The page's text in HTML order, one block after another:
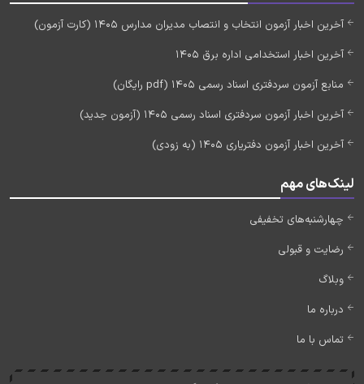
آخرین اخبار آزمون انتخاب و انتصاب مدیران مدارس 1405 (کارت آزمون)
آخرین اخبار استخدامی اداره برق 1405
منابع آزمون سردفتری اسناد رسمی 1405 (pdf رایگان)
آخرین اخبار آزمون سردفتری اسناد رسمی 1405 (آزمون جدید)
آخرین اخبار آزمون دفتریاری 1405 (به زودی)
لینک‌های مهم
چهارشنبه‌های تخفیفی
رضایت و قبولی
وبلاگ
درباره ما
تماس با ما